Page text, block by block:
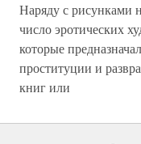
Наряду с рисунками
число эротических
которые
проституции и
книг или